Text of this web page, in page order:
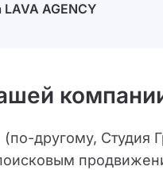
LAVA AGENCY
другому, Студия